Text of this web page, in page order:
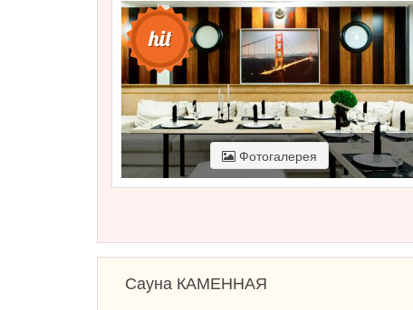
Фотогалерея
Сауна КАМЕННАЯ